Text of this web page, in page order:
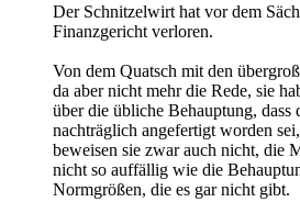
Der Schnitzelwirt hat vor dem
Finanzgericht verloren.
Von dem Quatsch mit den
da aber nicht mehr die Rede, sie
über die übliche Behauptung, dass
nachträglich angefertigt worden
beweisen sie zwar auch nicht, die
nicht so auffällig wie die
Normgrößen, die es gar nicht gibt.